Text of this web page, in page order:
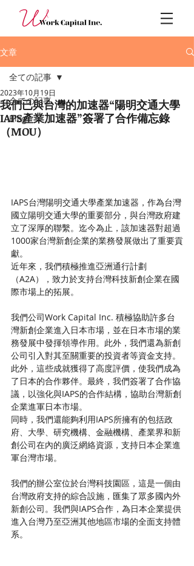
文章
全ての記事
Blog
全ての記事
我們已與台灣的加速器“陽明交通大學
IAPS產業加速器”簽署了合作備忘錄
（MOU）
2023年10月19日
IAPS台灣陽明交通大學產業加速器，作為台灣
國立陽明交通大學的重要部分，與台灣政府建
立了深厚的聯繫。迄今為止，該加速器對超過
1000家台灣新創企業的業務發展做出了重要貢
獻。
近年來，我們積極推進亞洲通行計劃
（A2A），致力於支持台灣科技新創企業在國
際市場上的拓展。
我們公司Work Capital Inc. 積極協助許多台
灣新創企業進入日本市場，並在日本市場的業
務發展中發揮領導作用。此外，我們還為新創
公司引入對其至關重要的投資者等資金支持。
此外，這些成就獲得了高度評價，使我們成為
了日本的合作夥伴。最終，我們簽署了合作協
議，以強化與IAPS的合作結構，協助台灣新創
企業進軍日本市場。
同時，我們還能夠利用IAPS所擁有的包括政
府、大學、研究機構、金融機構、產業界和新
創公司在內的廣泛網絡資源，支持日本企業進
軍台灣市場。
我們的辦公室位於台灣科技園區，這是一個由
台灣政府支持的綜合設施，匯集了眾多國內外
新創公司。我們與IAPS合作，為日本企業提供
進入台灣乃至亞洲其他地區市場的全面支持體
系。